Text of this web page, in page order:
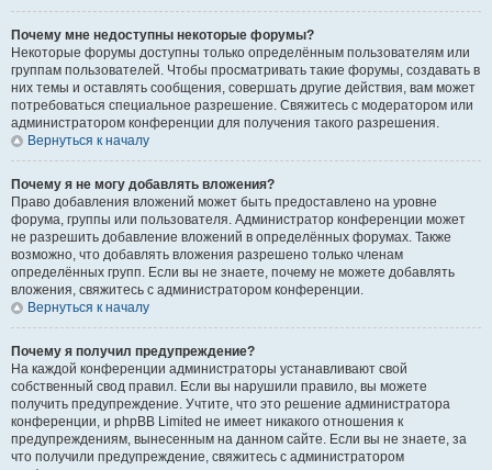
Почему мне недоступны некоторые форумы?
Некоторые форумы доступны только определённым пользователям или
группам пользователей. Чтобы просматривать такие форумы, создавать в
них темы и оставлять сообщения, совершать другие действия, вам может
потребоваться специальное разрешение. Свяжитесь с модератором или
администратором конференции для получения такого разрешения.
Вернуться к началу
Почему я не могу добавлять вложения?
Право добавления вложений может быть предоставлено на уровне
форума, группы или пользователя. Администратор конференции может
не разрешить добавление вложений в определённых форумах. Также
возможно, что добавлять вложения разрешено только членам
определённых групп. Если вы не знаете, почему не можете добавлять
вложения, свяжитесь с администратором конференции.
Вернуться к началу
Почему я получил предупреждение?
На каждой конференции администраторы устанавливают свой
собственный свод правил. Если вы нарушили правило, вы можете
получить предупреждение. Учтите, что это решение администратора
конференции, и phpBB Limited не имеет никакого отношения к
предупреждениям, вынесенным на данном сайте. Если вы не знаете, за
что получили предупреждение, свяжитесь с администратором